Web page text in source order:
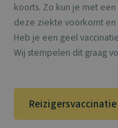
koorts. Zo kun je met
deze ziekte voorkomt en
Heb je een geel
Wij stempelen dit graag
Reizigersvaccinatie